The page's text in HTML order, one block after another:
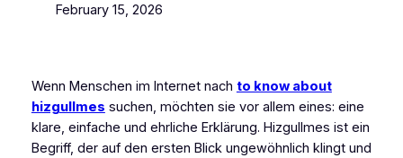
February 15, 2026
Wenn Menschen im Internet nach to know about
hizgullmes suchen, möchten sie vor allem eines: eine
klare, einfache und ehrliche Erklärung. Hizgullmes ist ein
Begriff, der auf den ersten Blick ungewöhnlich klingt und